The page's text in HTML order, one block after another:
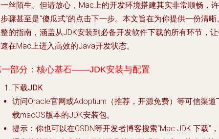
丝陌生。但请放心，Mac上的开发环境搭建其实非常顺畅，许
骤甚至是“傻瓜式”的点击下一步。本文旨在为你提供一份清晰
的指南，涵盖从JDK安装到必备开发软件下载的所有环节，
在Mac上进入高效的Java开发状态。
一部分：核心基石——JDK安装与配置
下载JDK
访问Oracle官网或Adoptium（推荐，开源免费）等可信渠道
载macOS版本的JDK安装包。
提示 ：你也可以在CSDN等开发者博客搜索“Mac JDK 下载”，